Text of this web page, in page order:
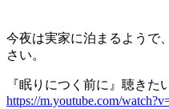
今夜は実家に泊まるようで
さい。
『眠りにつく前に』聴きた
https://m.youtube.com/